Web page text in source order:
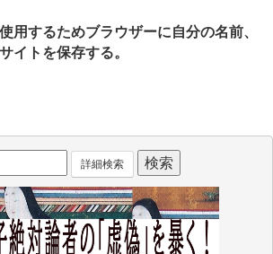
用するためブラウザーに自分の名前、
イトを保存する。
詳細検索